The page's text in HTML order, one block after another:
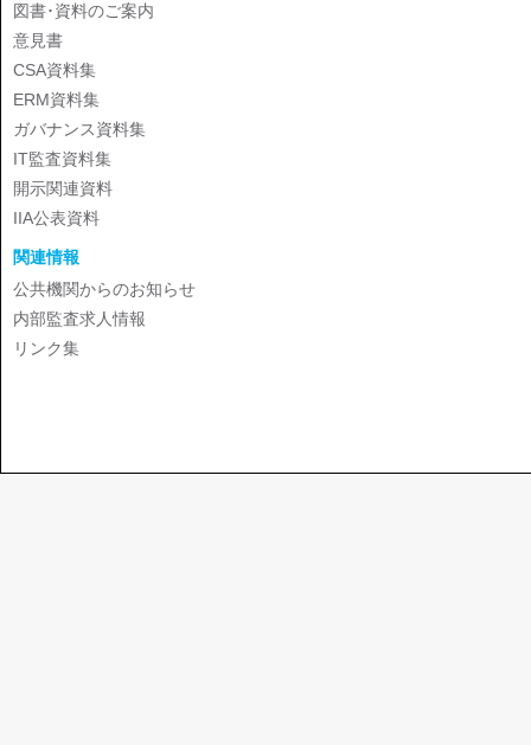
図書･資料のご案内
意見書
CSA資料集
ERM資料集
ガバナンス資料集
IT監査資料集
開示関連資料
IIA公表資料
関連情報
公共機関からのお知らせ
内部監査求人情報
リンク集